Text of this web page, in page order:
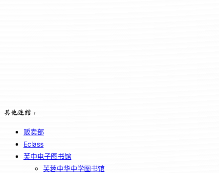
其他连结：
贩卖部
Eclass
芙中电子图书馆
芙蓉中华中学图书馆